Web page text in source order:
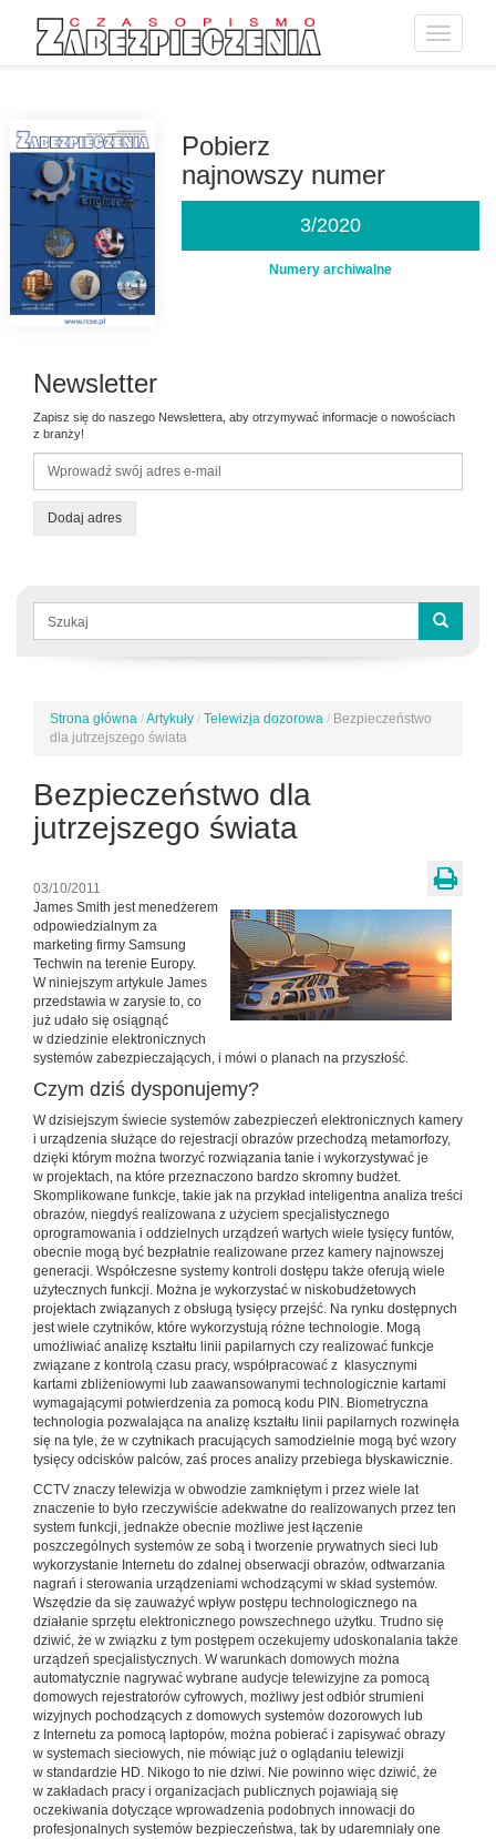
Toggle
Pobierz
najnowszy numer
3/2020
Numery archiwalne
Newsletter
Zapisz się do naszego Newslettera, aby otrzymywać informacje o nowościach
z branży!
Dodaj adres
Formularz
wyszukiwania
Jesteś
tutaj
Strona główna /Artykuły / Telewizja dozorowa / Bezpieczeństwo
dla jutrzejszego świata
Bezpieczeństwo dla
jutrzejszego świata
03/10/2011
James Smith jest menedżerem
odpowiedzialnym za
marketing firmy Samsung
Techwin na terenie Europy.
W niniejszym artykule James
przedstawia w zarysie to, co
już udało się osiągnąć
w dziedzinie elektronicznych
systemów zabezpieczających, i mówi o planach na przyszłość.
Czym dziś dysponujemy?
W dzisiejszym świecie systemów zabezpieczeń elektronicznych kamery
i urządzenia służące do rejestracji obrazów przechodzą metamorfozy,
dzięki którym można tworzyć rozwiązania tanie i wykorzystywać je
w projektach, na które przeznaczono bardzo skromny budżet.
Skomplikowane funkcje, takie jak na przykład inteligentna analiza treści
obrazów, niegdyś realizowana z użyciem specjalistycznego
oprogramowania i oddzielnych urządzeń wartych wiele tysięcy funtów,
obecnie mogą być bezpłatnie realizowane przez kamery najnowszej
generacji. Współczesne systemy kontroli dostępu także oferują wiele
użytecznych funkcji. Można je wykorzystać w niskobudżetowych
projektach związanych z obsługą tysięcy przejść. Na rynku dostępnych
jest wiele czytników, które wykorzystują różne technologie. Mogą
umożliwiać analizę kształtu linii papilarnych czy realizować funkcje
związane z kontrolą czasu pracy, współpracować z klasycznymi
kartami zbliżeniowymi lub zaawansowanymi technologicznie kartami
wymagającymi potwierdzenia za pomocą kodu PIN. Biometryczna
technologia pozwalająca na analizę kształtu linii papilarnych rozwinęła
się na tyle, że w czytnikach pracujących samodzielnie mogą być wzory
tysięcy odcisków palców, zaś proces analizy przebiega błyskawicznie.
CCTV znaczy telewizja w obwodzie zamkniętym i przez wiele lat
znaczenie to było rzeczywiście adekwatne do realizowanych przez ten
system funkcji, jednakże obecnie możliwe jest łączenie
poszczególnych systemów ze sobą i tworzenie prywatnych sieci lub
wykorzystanie Internetu do zdalnej obserwacji obrazów, odtwarzania
nagrań i sterowania urządzeniami wchodzącymi w skład systemów.
Wszędzie da się zauważyć wpływ postępu technologicznego na
działanie sprzętu elektronicznego powszechnego użytku. Trudno się
dziwić, że w związku z tym postępem oczekujemy udoskonalania także
urządzeń specjalistycznych. W warunkach domowych można
automatycznie nagrywać wybrane audycje telewizyjne za pomocą
domowych rejestratorów cyfrowych, możliwy jest odbiór strumieni
wizyjnych pochodzących z domowych systemów dozorowych lub
z Internetu za pomocą laptopów, można pobierać i zapisywać obrazy
w systemach sieciowych, nie mówiąc już o oglądaniu telewizji
w standardzie HD. Nikogo to nie dziwi. Nie powinno więc dziwić, że
w zakładach pracy i organizacjach publicznych pojawiają się
oczekiwania dotyczące wprowadzenia podobnych innowacji do
profesjonalnych systemów bezpieczeństwa, tak by udaremniały one